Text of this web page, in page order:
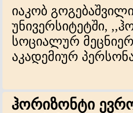
იაკობ
უნივერსიტეტში,
სოციალურ
აკადემიურ
ჰორიზონტი